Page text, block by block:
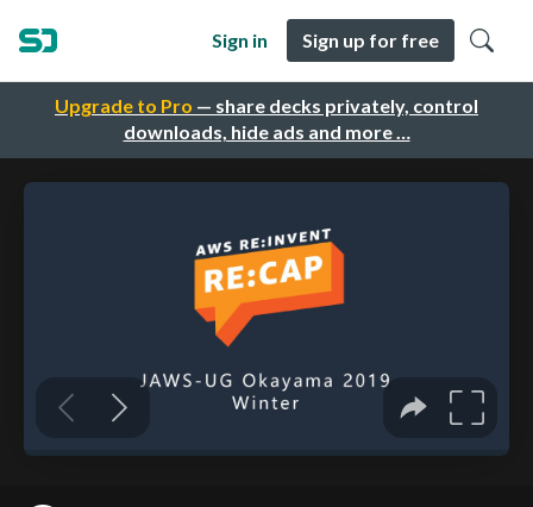
Upgrade to Pro — share decks privately, control
downloads, hide ads and more …
Sign in Sign up for free